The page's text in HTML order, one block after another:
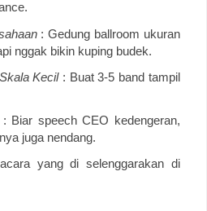
: Gedung ballroom ukuran
nggak bikin kuping budek.
Kecil : Buat 3-5 band tampil
: Biar speech CEO kedengeran,
juga nendang.
yang di selenggarakan di